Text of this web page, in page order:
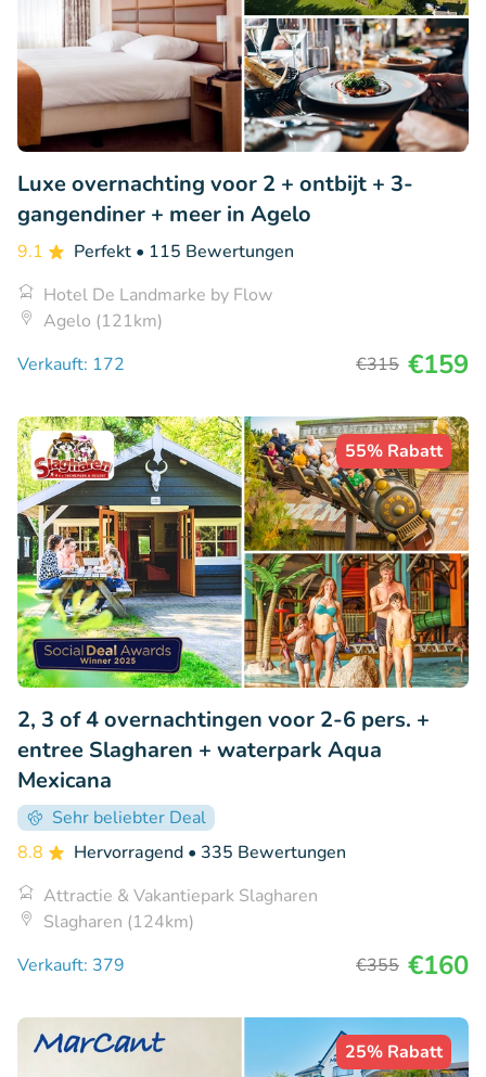
Luxe overnachting voor 2 + ontbijt + 3-
gangendiner + meer in Agelo
9.1 Perfekt • 115 Bewertungen
Hotel De Landmarke by Flow
Agelo (121km)
Verkauft: 172
€315 €159
55% Rabatt
2, 3 of 4 overnachtingen voor 2-6 pers. +
entree Slagharen + waterpark Aqua
Mexicana
Sehr beliebter Deal
8.8
Hervorragend • 335 Bewertungen
Attractie & Vakantiepark Slagharen
Slagharen (124km)
Verkauft: 379
€355 €160
25% Rabatt